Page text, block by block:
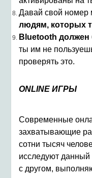
Давай свой номер
людям, которых
Bluetooth
ты им не
проверять это.
ONLINE ИГРЫ
Современные
захватывающие
сотни тысяч
исследуют
с другом,